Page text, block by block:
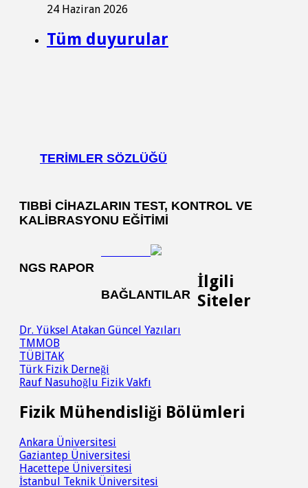
24 Haziran 2026
Tüm duyurular
TERIMLER SÖZLÜĞÜ
TIBBI CIHAZLARIN TEST, KONTROL VE
KALIBRASYONU EĞITIMI
NGS RAPOR
BAĞLANTILAR
İlgili
Siteler
Dr. Yüksel Atakan Güncel Yazıları
TMMOB
TÜBİTAK
Türk Fizik Derneği
Rauf Nasuhoğlu Fizik Vakfı
Fizik Mühendisliği Bölümleri
Ankara Üniversitesi
Gaziantep Üniversitesi
Hacettepe Üniversitesi
İstanbul Teknik Üniversitesi